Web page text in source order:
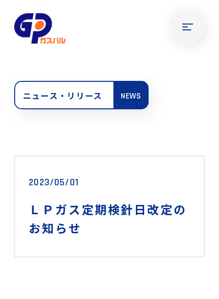
ニュース・リリース NEWS
2023/05/01
ＬＰガス定期検針日改定の
お知らせ